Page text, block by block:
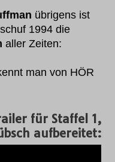
übrigens ist
1994 die
aller Zeiten:
man von HÖR
für Staffel 1,
aufbereitet: